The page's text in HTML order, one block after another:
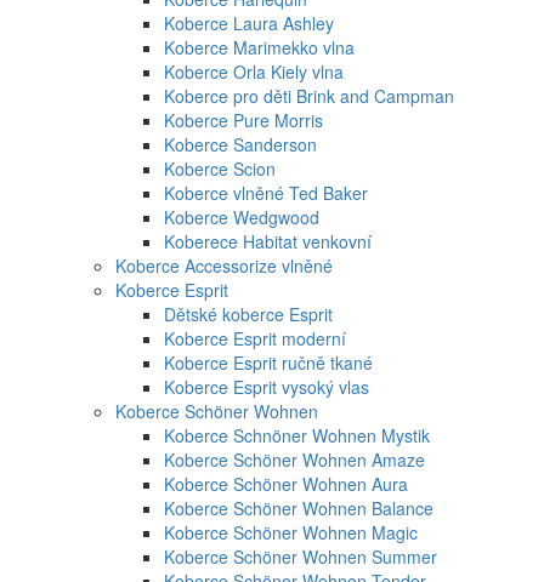
Koberce Laura Ashley
Koberce Marimekko vlna
Koberce Orla Kiely vlna
Koberce pro děti Brink and Campman
Koberce Pure Morris
Koberce Sanderson
Koberce Scion
Koberce vlněné Ted Baker
Koberce Wedgwood
Koberece Habitat venkovní
Koberce Accessorize vlněné
Koberce Esprit
Dětské koberce Esprit
Koberce Esprit moderní
Koberce Esprit ručně tkané
Koberce Esprit vysoký vlas
Koberce Schöner Wohnen
Koberce Schnöner Wohnen Mystik
Koberce Schöner Wohnen Amaze
Koberce Schöner Wohnen Aura
Koberce Schöner Wohnen Balance
Koberce Schöner Wohnen Magic
Koberce Schöner Wohnen Summer